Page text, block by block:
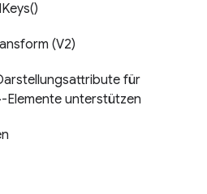
(V2)
für
Elemente unterstützen